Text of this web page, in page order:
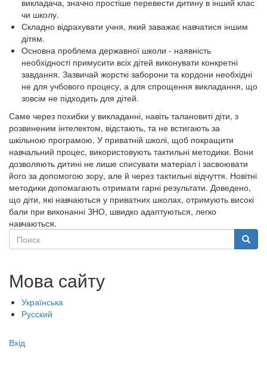
викладача, значно простіше перевести дитину в інший клас
чи школу.
Складно відрахувати учня, який заважає навчатися іншим
дітям.
Основна проблема державної школи - наявність
необхідності примусити всіх дітей виконувати конкретні
завдання. Зазвичай жорсткі заборони та кордони необхідні
не для учбового процесу, а для спрощення викладання, що
зовсім не підходить для дітей.
Саме через похибки у викладанні, навіть талановиті діти, з
розвиненим інтелектом, відстають, та не встигають за
шкільною програмою. У приватній школі, щоб покращити
навчальний процес, використовують тактильні методики. Вони
дозволяють дитині не лише списувати матеріал і засвоювати
його за допомогою зору, але й через тактильні відчуття. Новітні
методики допомагають отримати гарні результати. Доведено,
що діти, які навчаються у приватних школах, отримують високі
бали при виконанні ЗНО, швидко адаптуються, легко
навчаються.
Поиск
Поиск
Мова сайту
Українська
Русский
Меню
Вхід